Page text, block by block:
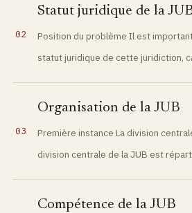
02
Statut juridique de la
Position du problème Il est
statut juridique de cette juridiction,
03
Organisation de la JUB
Première instance La division
division centrale de la JUB est
Compétence de la JUB